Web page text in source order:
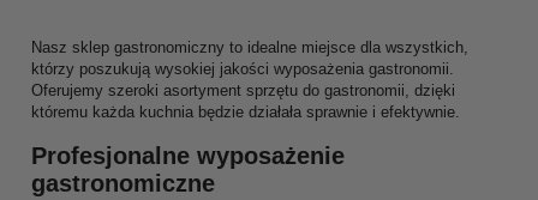
Nasz sklep gastronomiczny to idealne miejsce dla wszystkich,
którzy poszukują wysokiej jakości wyposażenia gastronomii.
Oferujemy szeroki asortyment sprzętu do gastronomii, dzięki
któremu każda kuchnia będzie działała sprawnie i efektywnie.
Profesjonalne wyposażenie
gastronomiczne